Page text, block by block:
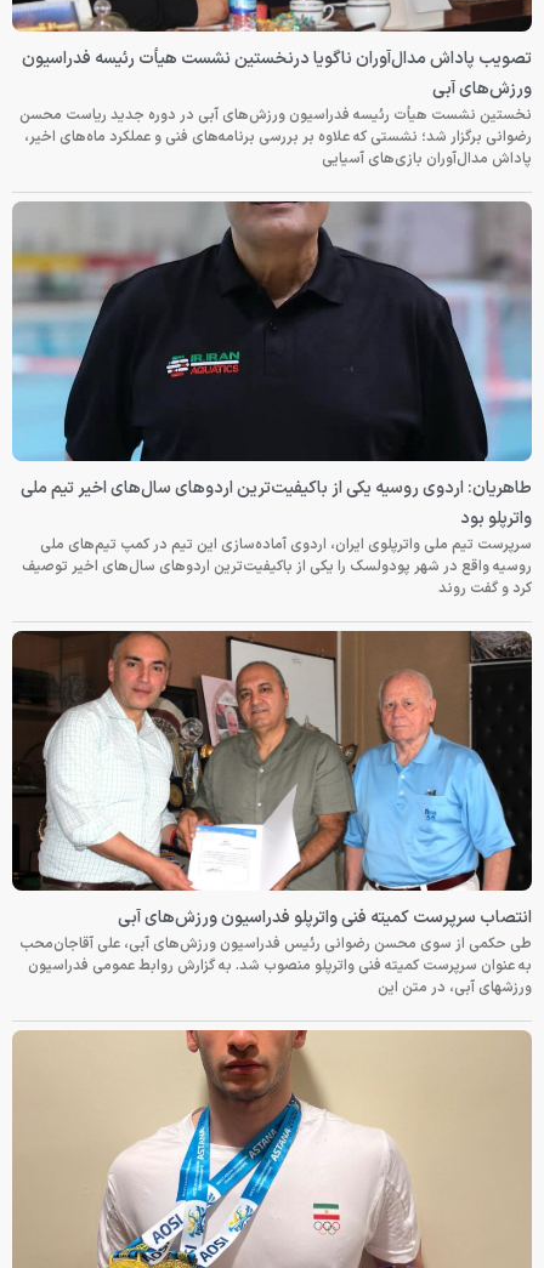
تصویب پاداش مدال‌آوران ناگویا درنخستین نشست هیأت رئیسه فدراسیون
ورزش‌های آبی
نخستین نشست هیأت رئیسه فدراسیون ورزش‌های آبی در دوره جدید ریاست محسن
رضوانی برگزار شد؛ نشستی که علاوه بر بررسی برنامه‌های فنی و عملکرد ماه‌های اخیر،
پاداش مدال‌آوران بازی‌های آسیایی
طاهریان: اردوی روسیه یکی از باکیفیت‌ترین اردوهای سال‌های اخیر تیم ملی
واترپلو بود
سرپرست تیم ملی واترپلوی ایران، اردوی آماده‌سازی این تیم در کمپ تیم‌های ملی
روسیه واقع در شهر پودولسک را یکی از باکیفیت‌ترین اردوهای سال‌های اخیر توصیف
کرد و گفت روند
انتصاب سرپرست کمیته فنی واترپلو فدراسیون ورزش‌های آبی
طی حکمی از سوی محسن رضوانی رئیس فدراسیون ورزش‌های آبی، علی آقاجان‌محب
به عنوان سرپرست کمیته فنی واترپلو منصوب شد. به گزارش روابط عمومی فدراسیون
ورزشهای آبی، در متن این